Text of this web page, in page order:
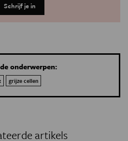
Schrijf je in
onderwerpen:
grijze cellen
artikels